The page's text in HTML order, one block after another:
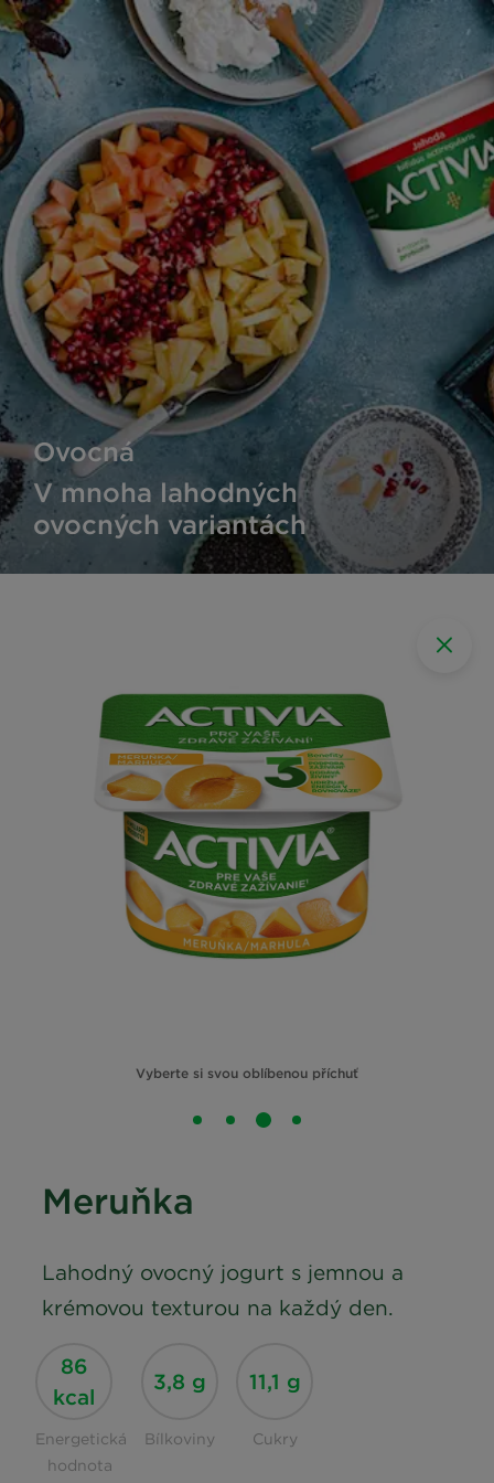
Ovocná
V mnoha lahodných
ovocných variantách
Vyberte si svou oblíbenou příchuť
Meruňka
Lahodný ovocný jogurt s jemnou a
krémovou texturou na každý den.
86
kcal
Energetická
hodnota
3,8 g
Bílkoviny
11,1 g
Cukry